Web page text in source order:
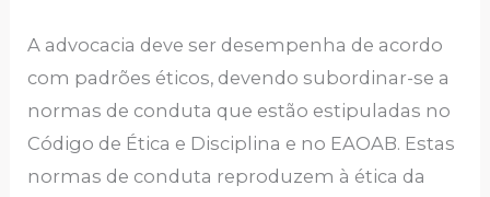
A advocacia deve ser desempenha de acordo
com padrões éticos, devendo subordinar-se a
normas de conduta que estão estipuladas no
Código de Ética e Disciplina e no EAOAB. Estas
normas de conduta reproduzem à ética da